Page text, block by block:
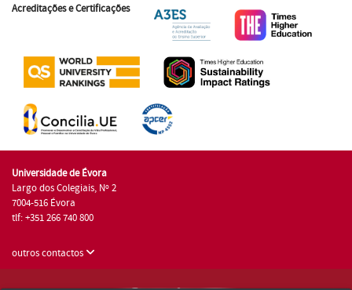
Acreditações e Certificações
Universidade de Évora
Largo dos Colegiais, Nº 2
7004-516 Évora
tlf: +351 266 740 800
outros contactos